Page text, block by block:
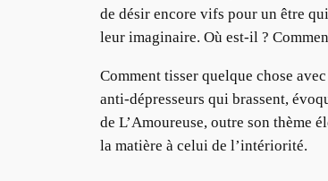
de désir encore vifs pour un être
leur imaginaire. Où est-il ?
Comment tisser quelque chose
anti-dépresseurs qui brassent,
de L’Amoureuse, outre son thème
la matière à celui de l’intériorité.